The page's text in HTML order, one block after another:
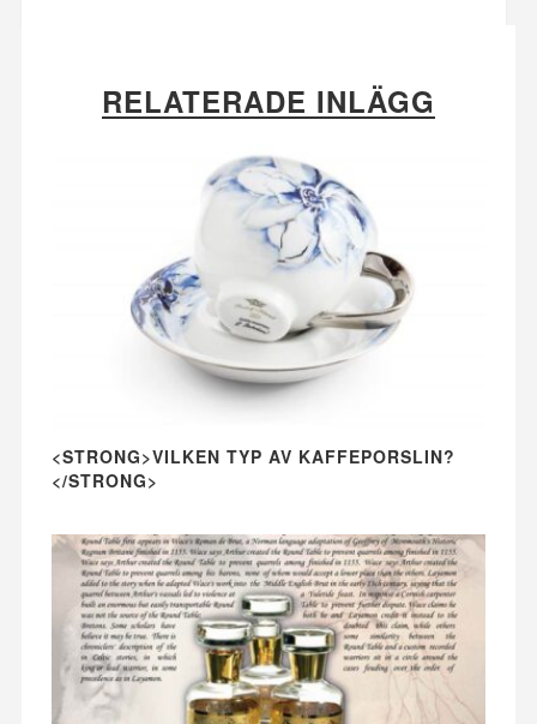
RELATERADE INLÄGG
<STRONG>VILKEN TYP AV KAFFEPORSLIN?
</STRONG>